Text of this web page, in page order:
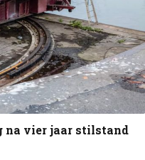
na vier jaar stilstand